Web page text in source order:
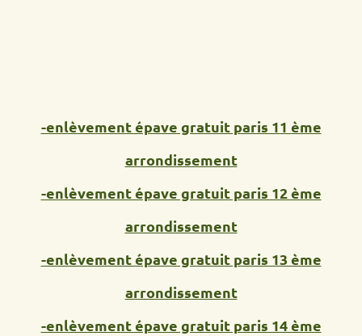
-enlèvement épave gratuit paris 11 ème
arrondissement
-enlèvement épave gratuit paris 12 ème
arrondissement
-enlèvement épave gratuit paris 13 ème
arrondissement
-enlèvement épave gratuit paris 14 ème